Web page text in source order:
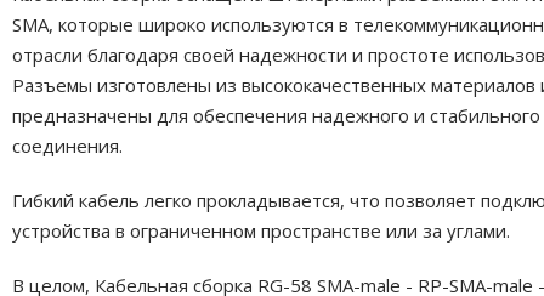
SMA, которые широко используются в
отрасли благодаря своей надежности и простоте
Разъемы изготовлены из высококачественных материалов
предназначены для обеспечения надежного и стабильного
соединения.
Гибкий кабель легко прокладывается, что позволяет
устройства в ограниченном пространстве или за углами.
В целом, Кабельная сборка RG-58 SMA-male - RP-SMA-